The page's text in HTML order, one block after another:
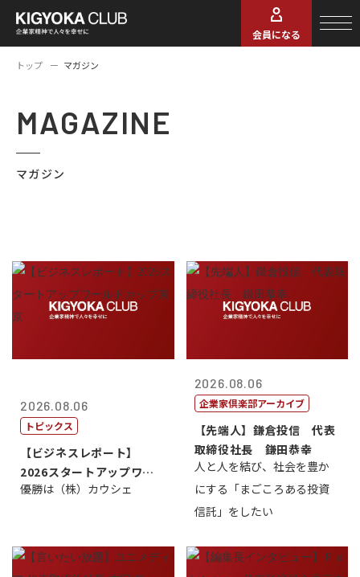
会員になる
トップ マガジン
MAGAZINE
マガジン
2026.08.06
トピックス
【ビジネスレポート】
2026スタートアップワー
ルドカップ東京
優勝は（株）カウシェ
2026.08.06
企業家倶楽部アーカイブ
【先端人】鎌倉投信 代表
取締役社長 鎌田恭幸
人と人を結び、社会を豊か
にする「まごころある投資
信託」をしたい